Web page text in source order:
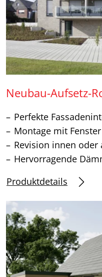
Neubau-Aufsetz-
Perfekte
Montage mit Fenster
Revision innen oder
Hervorragende
Produktdetails